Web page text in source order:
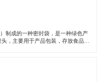
成的一种密封袋，是一种绿色产
，主要用于产品包装，存放食品、